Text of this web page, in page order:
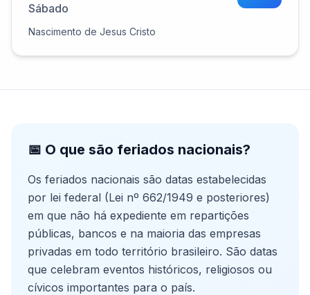
Sábado
Nascimento de Jesus Cristo
📅 O que são feriados nacionais?
Os feriados nacionais são datas estabelecidas
por lei federal (Lei nº 662/1949 e posteriores)
em que não há expediente em repartições
públicas, bancos e na maioria das empresas
privadas em todo território brasileiro. São datas
que celebram eventos históricos, religiosos ou
cívicos importantes para o país.